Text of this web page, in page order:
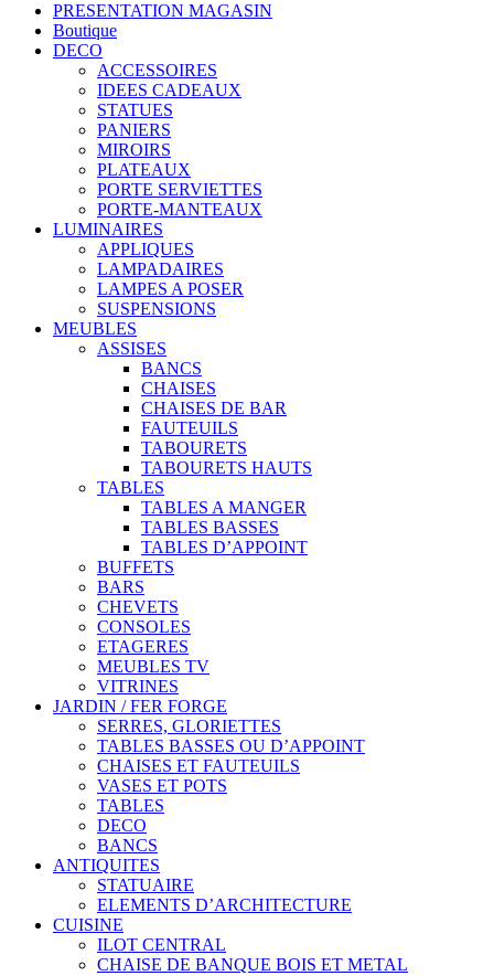
PRESENTATION MAGASIN
Boutique
DECO
ACCESSOIRES
IDEES CADEAUX
STATUES
PANIERS
MIROIRS
PLATEAUX
PORTE SERVIETTES
PORTE-MANTEAUX
LUMINAIRES
APPLIQUES
LAMPADAIRES
LAMPES A POSER
SUSPENSIONS
MEUBLES
ASSISES
BANCS
CHAISES
CHAISES DE BAR
FAUTEUILS
TABOURETS
TABOURETS HAUTS
TABLES
TABLES A MANGER
TABLES BASSES
TABLES D’APPOINT
BUFFETS
BARS
CHEVETS
CONSOLES
ETAGERES
MEUBLES TV
VITRINES
JARDIN / FER FORGE
SERRES, GLORIETTES
TABLES BASSES OU D’APPOINT
CHAISES ET FAUTEUILS
VASES ET POTS
TABLES
DECO
BANCS
ANTIQUITES
STATUAIRE
ELEMENTS D’ARCHITECTURE
CUISINE
ILOT CENTRAL
CHAISE DE BANQUE BOIS ET METAL